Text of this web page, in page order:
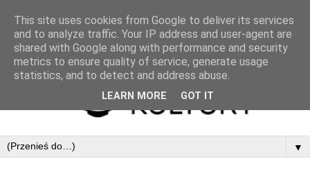
▼
This site uses cookies from Google to deliver its services
and to analyze traffic. Your IP address and user-agent are
shared with Google along with performance and security
metrics to ensure quality of service, generate usage
statistics, and to detect and address abuse.
LEARN MORE GOT IT